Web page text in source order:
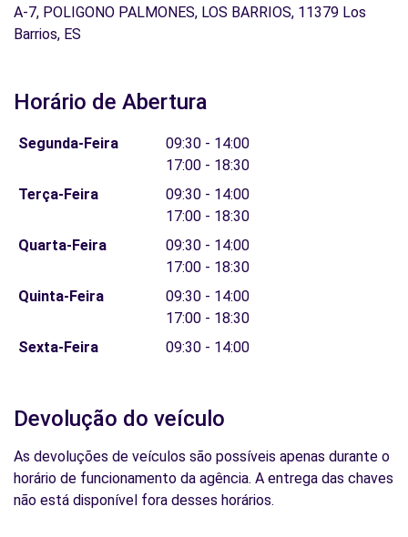
A-7, POLIGONO PALMONES, LOS BARRIOS, 11379 Los
Barrios, ES
Horário de Abertura
Segunda-Feira
09:30 - 14:00
17:00 - 18:30
Terça-Feira
09:30 - 14:00
17:00 - 18:30
Quarta-Feira
09:30 - 14:00
17:00 - 18:30
Quinta-Feira
09:30 - 14:00
17:00 - 18:30
Sexta-Feira
09:30 - 14:00
Devolução do veículo
As devoluções de veículos são possíveis apenas durante o
horário de funcionamento da agência. A entrega das chaves
não está disponível fora desses horários.